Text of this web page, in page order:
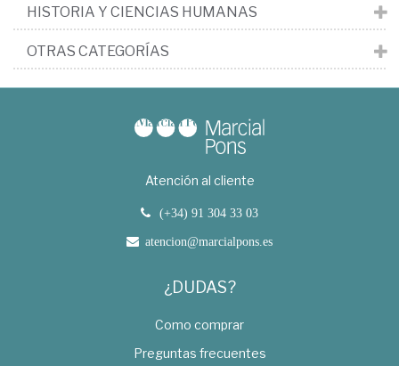
HISTORIA Y CIENCIAS HUMANAS
OTRAS CATEGORÍAS
Atención al cliente
(+34) 91 304 33 03
atencion@marcialpons.es
¿DUDAS?
Como comprar
Preguntas frecuentes